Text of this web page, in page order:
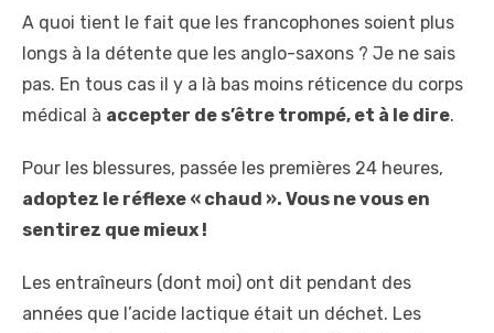
A quoi tient le fait que les francophones soient plus
longs à la détente que les anglo-saxons ? Je ne sais
pas. En tous cas il y a là bas moins réticence du corps
médical à accepter de s’être trompé, et à le dire.
Pour les blessures, passée les premières 24 heures,
adoptez le réflexe « chaud ». Vous ne vous en
sentirez que mieux !
Les entraîneurs (dont moi) ont dit pendant des
années que l’acide lactique était un déchet. Les